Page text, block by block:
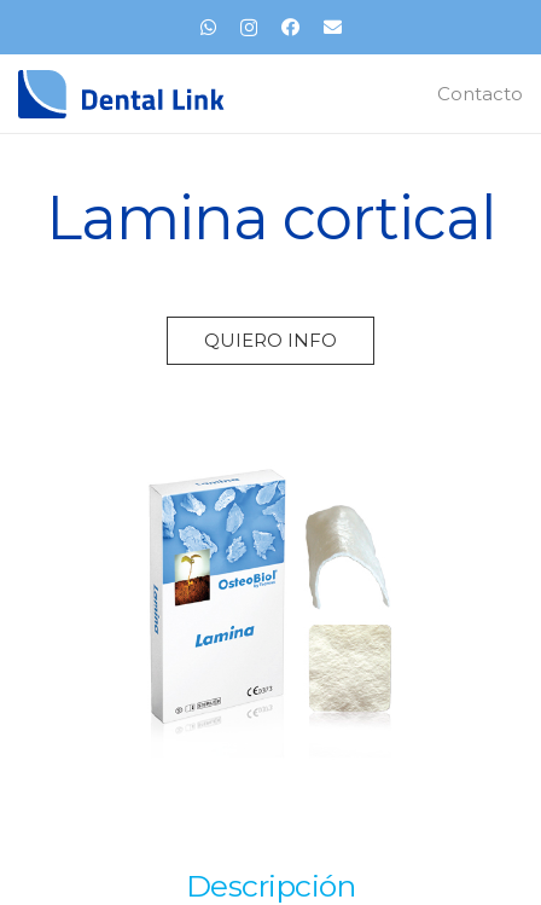
Contacto
Lamina cortical
QUIERO INFO
Descripción